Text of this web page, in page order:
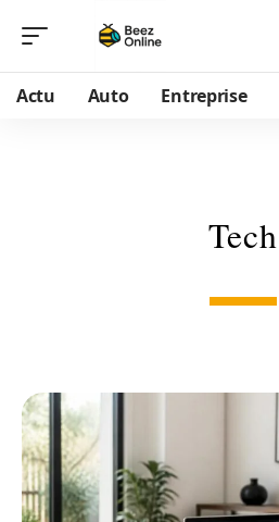
Actu Auto Entreprise
Tech